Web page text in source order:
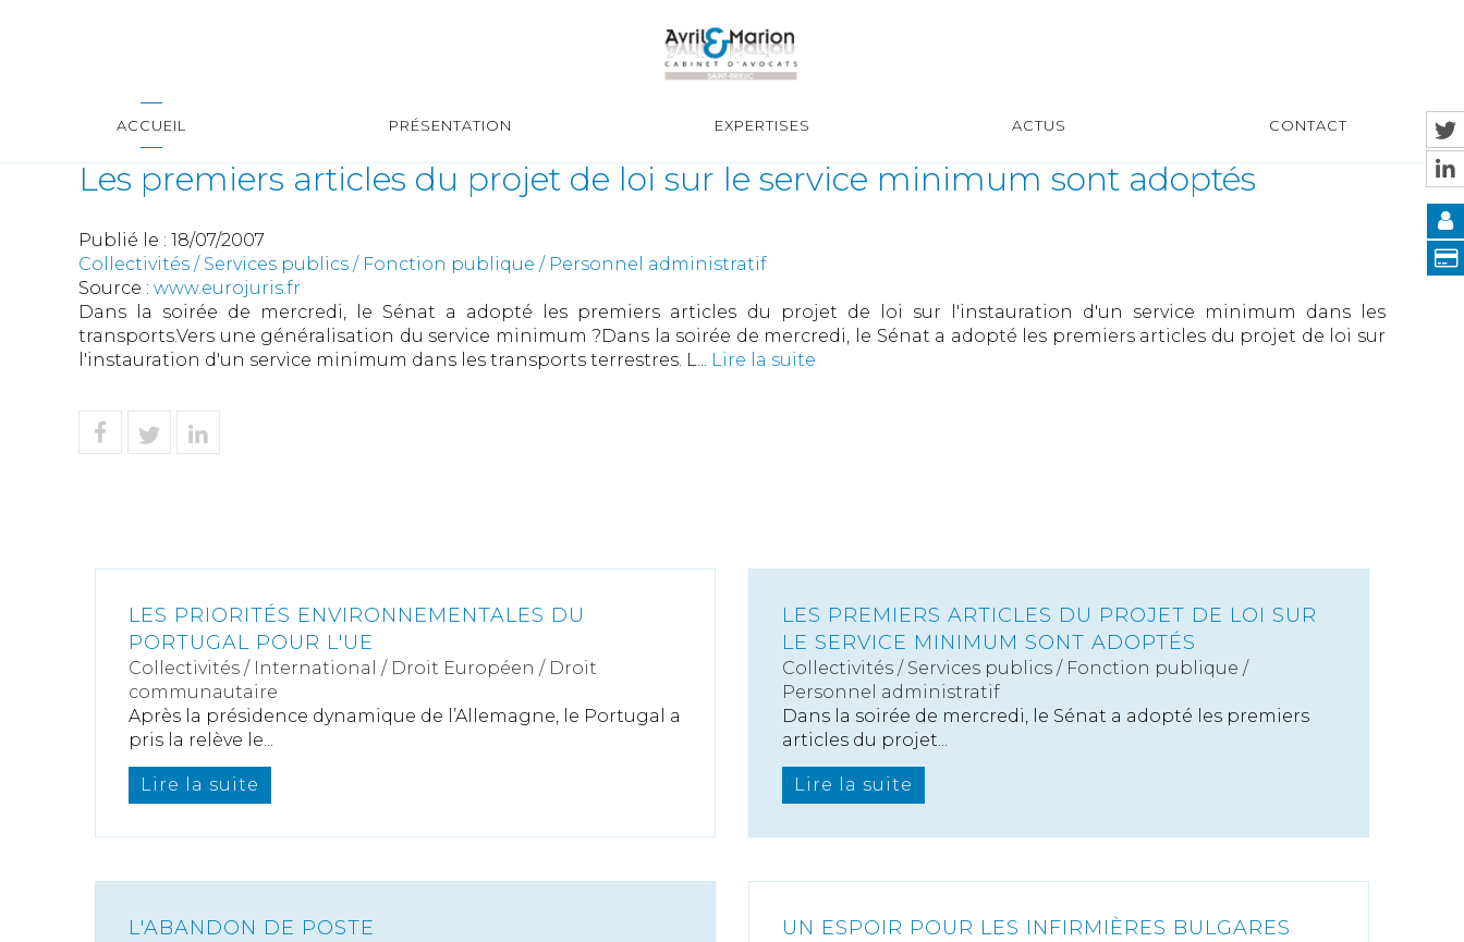
ACCUEIL PRÉSENTATION EXPERTISES ACTUS CONTACT
Les premiers articles du projet de loi sur le service minimum sont adoptés
Publié le : 18/07/2007
Collectivités / Services publics / Fonction publique / Personnel administratif
Source : www.eurojuris.fr
Dans la soirée de mercredi, le Sénat a adopté les premiers articles du projet de loi sur l'instauration d'un service minimum dans les
transports.Vers une généralisation du service minimum ?Dans la soirée de mercredi, le Sénat a adopté les premiers articles du projet de loi sur
l'instauration d'un service minimum dans les transports terrestres. L... Lire la suite
LES PRIORITÉS ENVIRONNEMENTALES DU
PORTUGAL POUR L'UE
Collectivités / International / Droit Européen / Droit
communautaire
Après la présidence dynamique de l’Allemagne, le Portugal a
pris la relève le...
Lire la suite
LES PREMIERS ARTICLES DU PROJET DE LOI SUR
LE SERVICE MINIMUM SONT ADOPTÉS
Collectivités / Services publics / Fonction publique /
Personnel administratif
Dans la soirée de mercredi, le Sénat a adopté les premiers
articles du projet...
Lire la suite
L'ABANDON DE POSTE UN ESPOIR POUR LES INFIRMIÈRES BULGARES